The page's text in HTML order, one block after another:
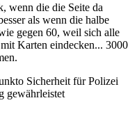
wenn die die Seite da
als wenn die halbe
gegen 60, weil sich alle
Karten eindecken... 3000
Sicherheit für Polizei
gewährleistet